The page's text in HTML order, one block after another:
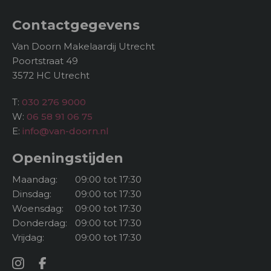
Wonen aan de Vlondertuin betekent wonen in één
van de meest bijzondere buurten van Houten.
Midden in De Rietplas ligt dit kleurrijke en waterrijke
woongebied, waar de huizen als vrolijke strandvilla’s
langs het water staan. De houten vlonders verbinden
karakter. Op zonnige dagen is het hier levendig en
gezellig, met voorbijvarende sloepjes en bewoners
die elkaar ontmoeten aan de waterkant.
Op korte loopafstand ligt een ruim aangelegd
zandstrand, ideaal voor een frisse duik of een
ontspannen middag aan het water. Daarnaast
nodigen het park en de groene oevers rondom de
plas uit tot wandelen, joggen of gewoon genieten
van het uitzicht.
De wijk is autoluw en voelt daardoor rustig en veilig,
Contactgegevens
Van Doorn Makelaardij Utrecht
Poortstraat 49
3572 HC Utrecht
T: 030 276 9000
W: 06 58 91 06 75
E: info@van-doorn.nl
Openingstijden
Maandag:
09:00 tot 17:30
Dinsdag:
09:00 tot 17:30
Woensdag:
09:00 tot 17:30
Donderdag:
09:00 tot 17:30
Vrijdag:
09:00 tot 17:30